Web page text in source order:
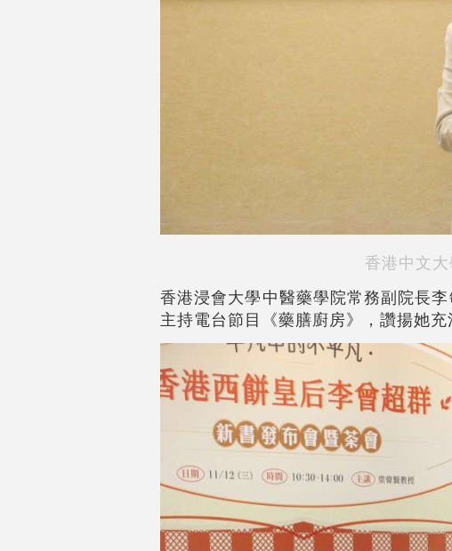
香港中文
香港浸會大學中醫藥學院常務副院長
主持電台節目《藥膳廚房》，讚揚她充